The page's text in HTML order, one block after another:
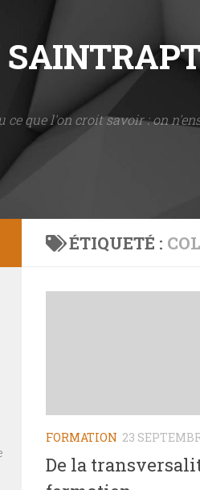
ce que l'on croit savoir : on
ÉTIQUETÉ :
FORMATION 23
De la